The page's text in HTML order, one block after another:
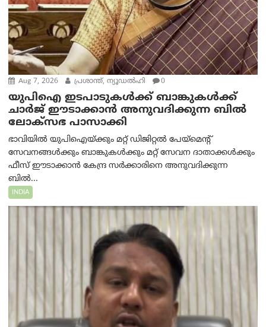
Aug 7, 2026 പ്രശാന്ത്, ന്യൂഡല്‍ഹി 0
യുപിഐ ഇടപാടുകൾക്ക് ബാങ്കുകൾക്ക്
ചാർജ് ഈടാക്കാൻ അനുവദിക്കുന്ന ബിൽ
ലോക്‌സഭ പാസാക്കി
ഭാവിയിൽ യുപിഐയ്ക്കും മറ്റ് ഡിജിറ്റൽ പേയ്‌മെന്റ്
സേവനങ്ങൾക്കും ബാങ്കുകൾക്കും മറ്റ് സേവന ദാതാക്കൾക്കും
ഫീസ് ഈടാക്കാൻ കേന്ദ്ര സർക്കാരിനെ അനുവദിക്കുന്ന
ബിൽ...
INDIA